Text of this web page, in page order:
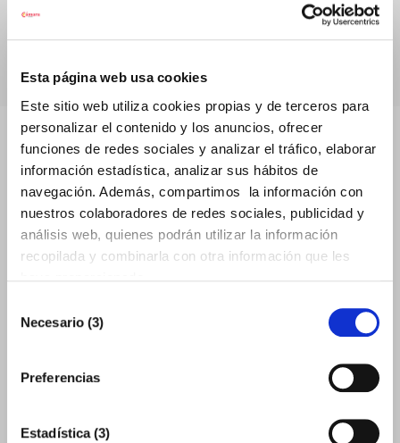
Esta página web usa cookies
Este sitio web utiliza cookies propias y de terceros para
personalizar el contenido y los anuncios, ofrecer
funciones de redes sociales y analizar el tráfico, elaborar
información estadística, analizar sus hábitos de
navegación. Además, compartimos la información con
nuestros colaboradores de redes sociales, publicidad y
análisis web, quienes podrán utilizar la información
recopilada y combinarla con otra información que les
Necesario (3)
Preferencias
Estadística (3)
mercados exteriores
Acuerdo UE-Mercosur: 1
de mayo nuevo escenario